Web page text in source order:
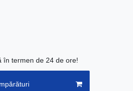
în termen de 24 de ore!